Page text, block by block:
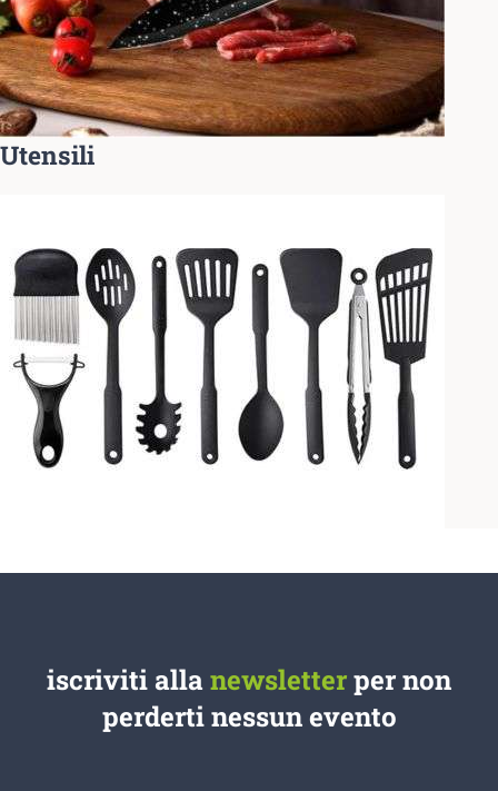
Utensili
iscriviti allanewsletterper non
perderti nessun evento